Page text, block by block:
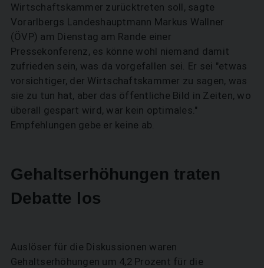
Wirtschaftskammer zurücktreten soll, sagte
Vorarlbergs Landeshauptmann Markus Wallner
(ÖVP) am Dienstag am Rande einer
Pressekonferenz, es könne wohl niemand damit
zufrieden sein, was da vorgefallen sei. Er sei "etwas
vorsichtiger, der Wirtschaftskammer zu sagen, was
sie zu tun hat, aber das öffentliche Bild in Zeiten, wo
überall gespart wird, war kein optimales."
Empfehlungen gebe er keine ab.
Gehaltserhöhungen traten
Debatte los
Auslöser für die Diskussionen waren
Gehaltserhöhungen um 4,2 Prozent für die